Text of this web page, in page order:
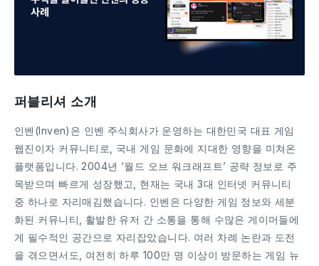
퍼블리셔 소개
인벤(Inven)은 인벤 주식회사가 운영하는 대한민국 대표 게임
웹진이자 커뮤니티로, 국내 게임 문화에 지대한 영향을 미쳐온
플랫폼입니다. 2004년 ‘월드 오브 워크래프트’ 공략 정보로 주
목받으며 빠르게 성장했고, 현재는 국내 3대 인터넷 커뮤니티
중 하나로 자리매김했습니다. 인벤은 다양한 게임 정보와 세분
화된 커뮤니티, 활발한 유저 간 소통을 통해 수많은 게이머들에
게 필수적인 공간으로 자리잡았습니다. 여러 차례 논란과 도전
을 겪으면서도, 여전히 하루 100만 명 이상이 방문하는 게임 뉴